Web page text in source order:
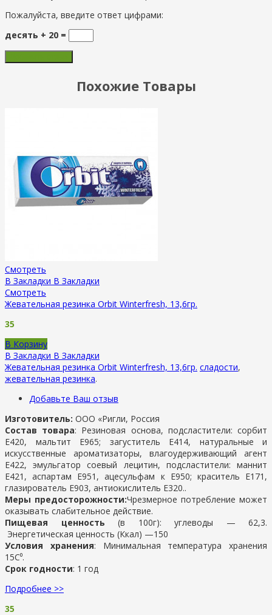
Пожалуйста, введите ответ цифрами:
десять + 20 =
Похожие Товары
Смотреть
В Закладки В Закладки
Смотреть
Жевательная резинка Orbit Winterfresh, 13,6гр.
35
В Корзину
В Закладки В Закладки
Жевательная резинка Orbit Winterfresh, 13,6гр. сладости,
жевательная резинка.
Добавьте Ваш отзыв
Изготовитель: ООО «Ригли, Россия
Состав товара: Резиновая основа, подсластители: сорбит
Е420, мальтит Е965; загуститель Е414, натуральные и
искусственные ароматизаторы, влагоудерживающий агент
Е422, эмульгатор соевый лецитин, подсластители: маннит
Е421, аспартам Е951, ацесульфам к Е950; краситель Е171,
глазирователь Е903, антиокислитель Е320..
Меры предосторожности:Чрезмерное потребление может
оказывать слабительное действие.
Пищевая ценность (в 100г): углеводы — 62,3.
Энергетическая ценность (Ккал) —150
Условия хранения: Минимальная температура хранения
15С⁰.
Срок годности: 1 год
Подробнее >>
35